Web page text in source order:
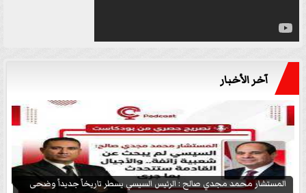
آخر الأخبار
المستشار محمد مجدي صالح : الرئيس السيسي يسطر تاريخاً جديداً وضحى